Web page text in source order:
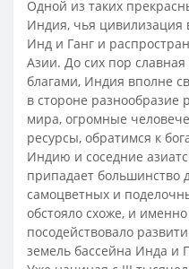
Одной из таких
Индия, чья цивилизация
Инд и Ганг и
Азии. До сих пор
благами, Индия вполне
в стороне разнообразие
мира, огромные
ресурсы, обратимся к
Индию и соседние
припадает большинство
самоцветных и
обстояло схоже, и
посодействовало
земель бассейна Инда и